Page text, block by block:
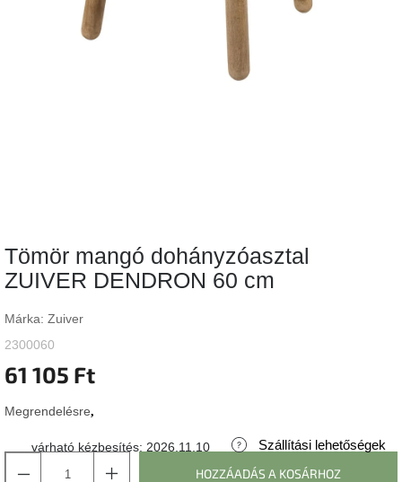
gyűjtemény
Home
gyűjtemény
Richmond
gyűjtemény
line
Tömör mangó dohányzóasztal
ZUIVER DENDRON 60 cm
Márka: Zuiver
2300060
61 105 Ft
Megrendelésre
várható kézbesítés: 2026.11.10
Szállítási lehetőségek
HOZZÁADÁS A KOSÁRHOZ